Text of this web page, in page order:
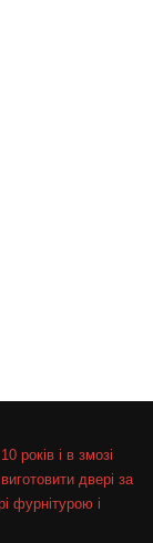
років і в змозі
двері за
фурнітурою і